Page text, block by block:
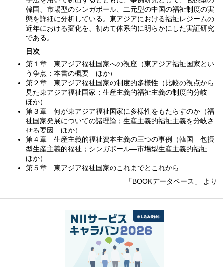
韓国、市場型のシンガポール、二元型の中国の福祉制度の実
態を詳細に分析している。東アジアにおける福祉レジームの
近年における変化を、初めて体系的に明らかにした実証研究
である。
目次
第１章 東アジア福祉国家への視座（東アジア福祉国家とい
う争点；本書の概要 ほか）
第２章 東アジア福祉国家の制度的多様性（比較の視点から
見た東アジア福祉国家；生産主義的福祉主義の制度的分岐
ほか）
第３章 何が東アジア福祉国家に多様性をもたらすのか（福
祉国家発展についての諸理論；生産主義的福祉主義を分岐さ
せる要因 ほか）
第４章 生産主義的福祉資本主義の三つの事例（韓国—包摂
型生産主義的福祉；シンガポール—市場型生産主義的福祉
ほか）
第５章 東アジア福祉国家のこれまでとこれから
「BOOKデータベース」 より